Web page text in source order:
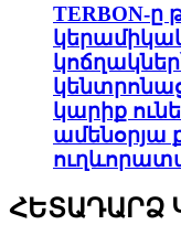
TERBON-ը
կարիք
ամենօրյա
ՀԵՏԱԴԱՐՁ